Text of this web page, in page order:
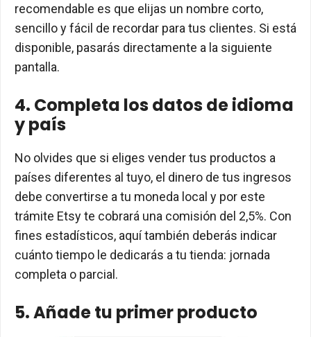
recomendable es que elijas un nombre corto,
sencillo y fácil de recordar para tus clientes. Si está
disponible, pasarás directamente a la siguiente
pantalla.
4. Completa los datos de idioma
y país
No olvides que si eliges vender tus productos a
países diferentes al tuyo, el dinero de tus ingresos
debe convertirse a tu moneda local y por este
trámite Etsy te cobrará una comisión del 2,5%. Con
fines estadísticos, aquí también deberás indicar
cuánto tiempo le dedicarás a tu tienda: jornada
completa o parcial.
5. Añade tu primer producto